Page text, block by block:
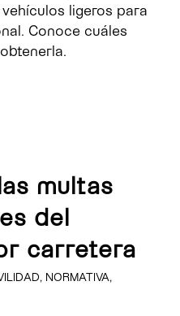
ligeros para
Conoce cuáles
multas
del
carretera
, NORMATIVA,